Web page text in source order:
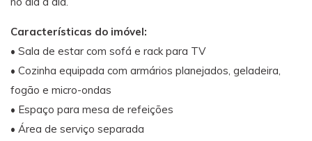
Características do imóvel:
• Sala de estar com sofá e rackpara TV
• Cozinha equipada com armários planejados, geladeira,
fogão e micro-ondas
• Espaço para mesa de refeições
• Área de serviço separada